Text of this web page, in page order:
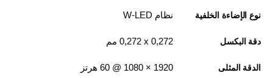
نوع الإضاءة الخلفية نظام W-LED
دقة البكسل 0,272 x ‏0,272 مم
الدقة المثلى 1920‏ × 1080 @ 60 هرتز